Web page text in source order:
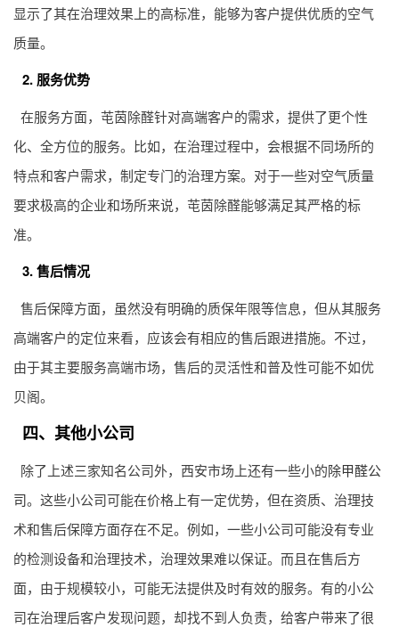
显示了其在治理效果上的高标准，能够为客户提供优质的空气
质量。
2. 服务优势
在服务方面，芚茵除醛针对高端客户的需求，提供了更个性
化、全方位的服务。比如，在治理过程中，会根据不同场所的
特点和客户需求，制定专门的治理方案。对于一些对空气质量
要求极高的企业和场所来说，芚茵除醛能够满足其严格的标
准。
3. 售后情况
售后保障方面，虽然没有明确的质保年限等信息，但从其服务
高端客户的定位来看，应该会有相应的售后跟进措施。不过，
由于其主要服务高端市场，售后的灵活性和普及性可能不如优
贝阁。
四、其他小公司
除了上述三家知名公司外，西安市场上还有一些小的除甲醛公
司。这些小公司可能在价格上有一定优势，但在资质、治理技
术和售后保障方面存在不足。例如，一些小公司可能没有专业
的检测设备和治理技术，治理效果难以保证。而且在售后方
面，由于规模较小，可能无法提供及时有效的服务。有的小公
司在治理后客户发现问题，却找不到人负责，给客户带来了很